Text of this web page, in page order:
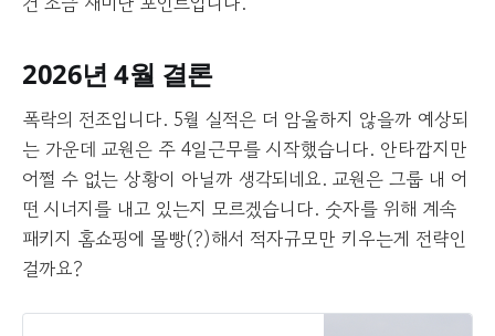
2026년 4월 결론
폭락의 전조입니다. 5월 실적은 더 암울하지 않을까 예상되
는 가운데 교원은 주 4일근무를 시작했습니다. 안타깝지만
어쩔 수 없는 상황이 아닐까 생각되네요. 교원은 그룹 내 어
떤 시너지를 내고 있는지 모르겠습니다. 숫자를 위해 계속
패키지 홈쇼핑에 몰빵(?)해서 적자규모만 키우는게 전략인
걸까요?